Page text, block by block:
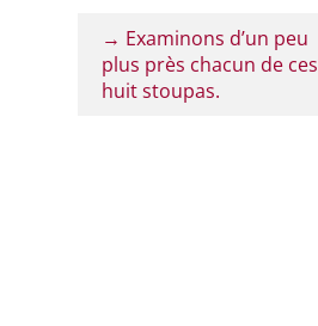
→ Examinons d’un peu
plus près chacun de ces
huit stoupas.